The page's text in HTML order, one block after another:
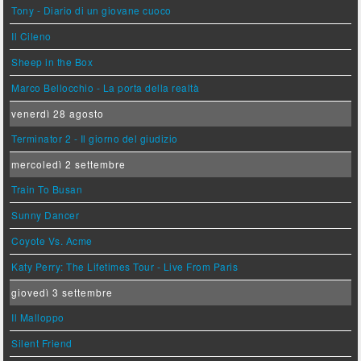
Tony - Diario di un giovane cuoco
Il Cileno
Sheep in the Box
Marco Bellocchio - La porta della realtà
venerdì 28 agosto
Terminator 2 - Il giorno del giudizio
mercoledì 2 settembre
Train To Busan
Sunny Dancer
Coyote Vs. Acme
Katy Perry: The Lifetimes Tour - Live From Paris
giovedì 3 settembre
Il Malloppo
Silent Friend